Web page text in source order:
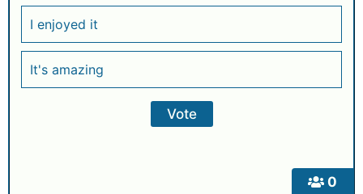
0
I enjoyed it
It's amazing